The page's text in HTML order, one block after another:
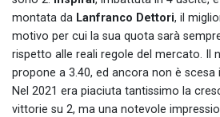
montata da Lanfranco Dettori, il
motivo per cui la sua quota sarà
rispetto alle reali regole del mercato. Il
propone a 3.40, ed ancora non è scesa
Nel 2021 era piaciuta tantissimo la
vittorie su 2, ma una notevole